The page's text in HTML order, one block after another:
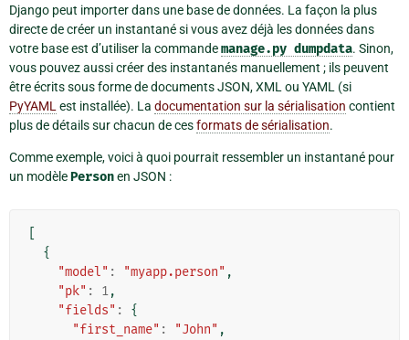
Django peut importer dans une base de données. La façon la plus
directe de créer un instantané si vous avez déjà les données dans
votre base est d’utiliser la commandemanage.py dumpdata. Sinon,
vous pouvez aussi créer des instantanés manuellement ; ils peuvent
être écrits sous forme de documents JSON, XML ou YAML (si
PyYAML est installée). La documentation sur la sérialisation contient
plus de détails sur chacun de cesformats de sérialisation.
Comme exemple, voici à quoi pourrait ressembler un instantané pour
un modèlePersonen JSON :
{
"model" : "myapp.person" ,
"pk" : 1,
"fields" :
{
"first_name" : "John" ,